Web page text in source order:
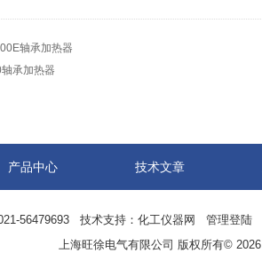
轴承加热器
承加热器
产品中心 技术文章
56479693 技术支持： 化工仪器网 管理登陆
上海旺徐电气有限公司 版权所有© 2026